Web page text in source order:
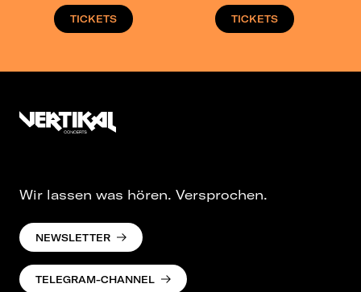
TICKETS TICKETS
Wir lassen was hören. Versprochen.
NEWSLETTER
TELEGRAM-CHANNEL